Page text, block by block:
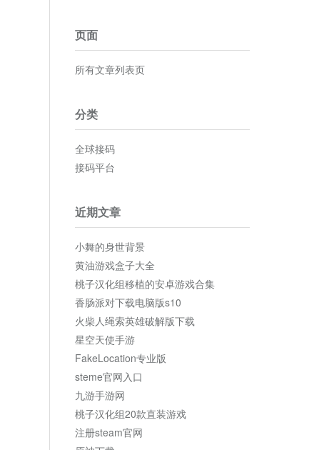
页面
所有文章列表页
分类
全球接码
接码平台
近期文章
小舞的身世背景
黄油游戏盒子大全
桃子汉化组移植的安卓游戏合集
香肠派对下载电脑版s10
火柴人绳索英雄破解版下载
星空天使手游
FakeLocation专业版
steme官网入口
九游手游网
桃子汉化组20款直装游戏
注册steam官网